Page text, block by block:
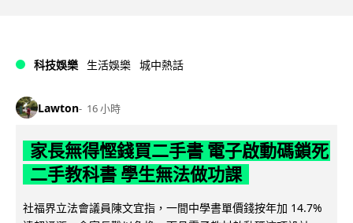
科技娛樂 生活娛樂 城中熱話
Lawton 16 小時
家長無得慳錢買二手書 電子啟動碼鎖死
二手教科書 學生無法做功課
社福界立法會議員陳文宜指，一間中學書單價錢按年加 14.7%